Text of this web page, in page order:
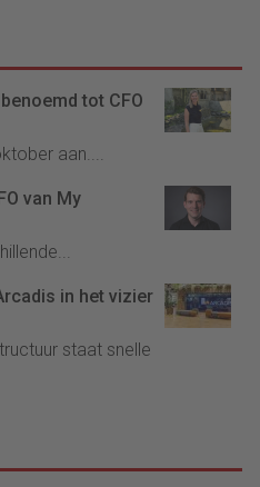
tot CFO
aan....
van My
in het vizier
staat snelle